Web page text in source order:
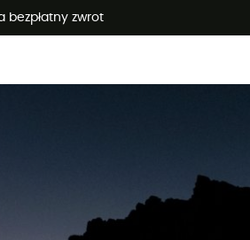
bezpłatny zwrot
przy zakupie 2 produktów*, kod Summer5